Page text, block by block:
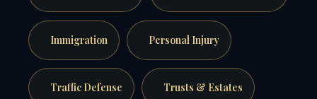
Immigration Personal Injury
Traffic Defense Trusts & Estates